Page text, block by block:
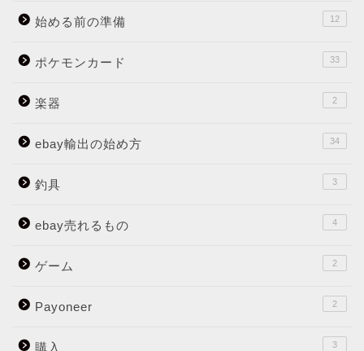
始める前の準備 12
ポケモンカード 33
楽器 2
ebay輸出の始め方 34
釣具 3
ebay売れるもの 4
ゲーム 2
Payoneer 2
購入 3